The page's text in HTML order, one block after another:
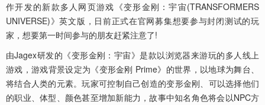
作开发的新款多人网页游戏《变形金刚：宇宙(TRANSFORMERS
UNIVERSE)》英文版，日前正式在官网募集想要参与封闭测试的玩
家，想要第一时间参与的朋友赶紧注意了!
由Jagex研发的《变形金刚：宇宙》是款以浏览器来游玩的多人线上
游戏，游戏背景设定为《变形金刚 Prime》的世界，以地球为舞台、
将结合人类的元素。玩家可控制自己创造的变形金刚、可以选择他们
的职业、体型、颜色甚至增加新能力，故事中知名角色将会以NPC方